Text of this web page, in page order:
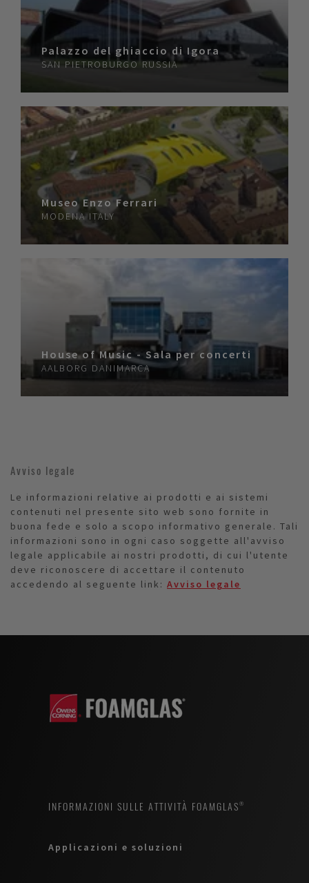
Palazzo del ghiaccio di Igora
SAN PIETROBURGO RUSSIA
Museo Enzo Ferrari
MODENA ITALY
House of Music - Sala per concerti
AALBORG DANIMARCA
Avviso legale
Le informazioni relative ai prodotti e ai sistemi
contenuti nel presente sito web sono fornite in
buona fede e solo a scopo informativo generale. Tali
informazioni sono in ogni caso soggette all'avviso
legale applicabile ai nostri prodotti, di cui l'utente
deve riconoscere di accettare il contenuto
accedendo al seguente link: Avviso legale
INFORMAZIONI SULLE ATTIVITÀ FOAMGLAS®
Applicazioni e soluzioni